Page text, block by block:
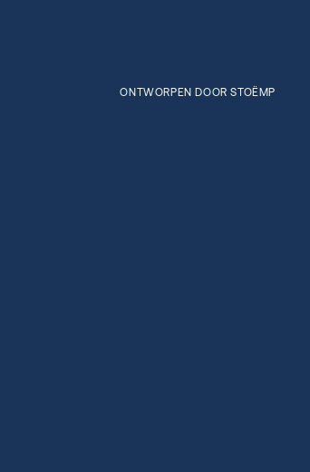
ONTWORPEN DOOR STOËMP